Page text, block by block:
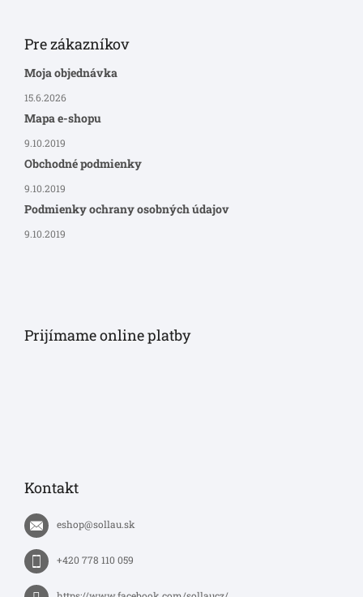
Pre zákazníkov
Moja objednávka
15.6.2026
Mapa e-shopu
9.10.2019
Obchodné podmienky
9.10.2019
Podmienky ochrany osobných údajov
9.10.2019
Prijímame online platby
Kontakt
eshop@sollau.sk
+420 778 110 059